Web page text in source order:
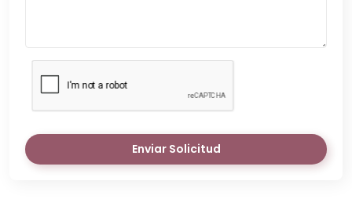
Enviar Solicitud